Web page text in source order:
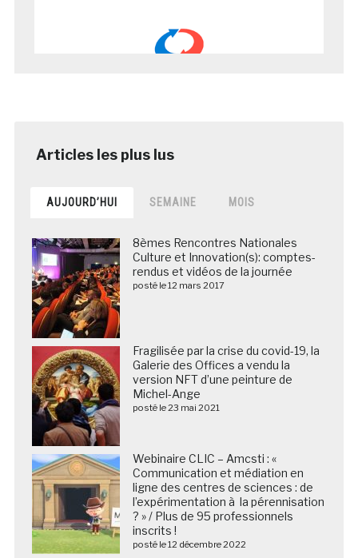
AUJOURD’HUI SEMAINE MOIS
8èmes Rencontres Nationales
Culture et Innovation(s): comptes-
rendus et vidéos de la journée
posté le 12 mars 2017
Fragilisée par la crise du covid-19, la
Galerie des Offices a vendu la
version NFT d’une peinture de
Michel-Ange
posté le 23 mai 2021
Webinaire CLIC – Amcsti : «
Communication et médiation en
ligne des centres de sciences : de
l’expérimentation à la pérennisation
? » / Plus de 95 professionnels
inscrits !
posté le 12 décembre 2022